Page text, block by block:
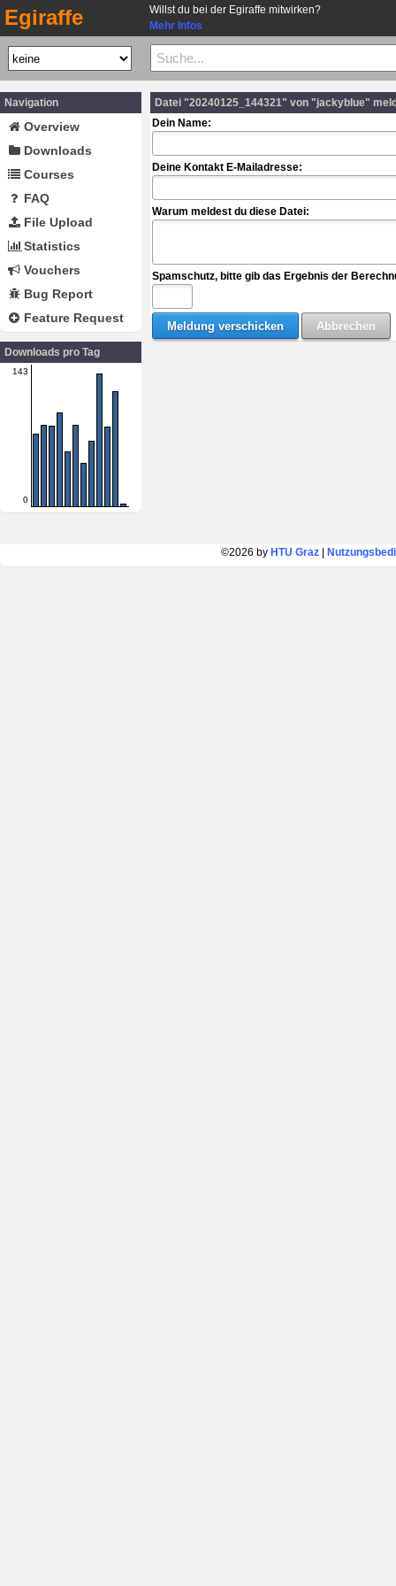
Egiraffe
Willst du bei der Egiraffe mitwirken?
Mehr Infos
Navigation
Overview
Downloads
Courses
FAQ
File Upload
Statistics
Vouchers
Bug Report
Feature Request
Downloads pro Tag
143
0
Datei "20240125_144321" von "jackyblue"
Dein Name:
Deine Kontakt E-Mailadresse:
Warum meldest du diese Datei:
Spamschutz, bitte gib das Ergebnis der
©2026 by HTU Graz|